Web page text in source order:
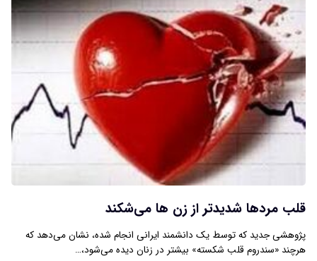
قلب مردها شدیدتر از زن ها می‌شکند
پژوهشی جدید که توسط یک دانشمند ایرانی انجام شده، نشان می‌دهد که
هرچند «سندروم قلب شکسته» بیشتر در زنان دیده می‌شود،…